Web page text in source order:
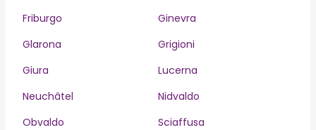
Friburgo
Ginevra
Glarona
Grigioni
Giura
Lucerna
Neuchâtel
Nidvaldo
Obvaldo
Sciaffusa